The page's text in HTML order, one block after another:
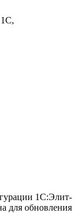
1С:Элит-
для обновления